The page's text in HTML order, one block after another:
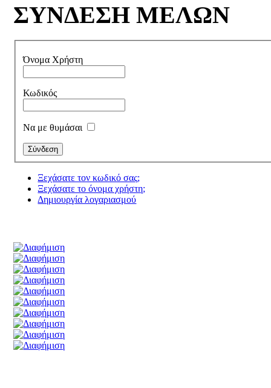
ΣΥΝΔΕΣΗ ΜΕΛΩΝ
Όνομα Χρήστη
Κωδικός
Να με θυμάσαι
Ξεχάσατε τον κωδικό σας;
Ξεχάσατε το όνομα χρήστη;
Δημιουργία λογαριασμού